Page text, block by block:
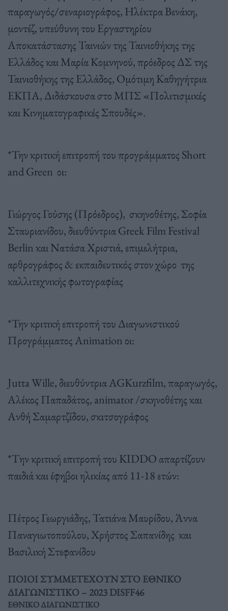
παραγωγός/σεναριογράφος, Ηλέκτρα Βενάκη,
μοντέζ, υπεύθυνη του Εργαστηρίου
Αποκατάστασης Ταινιών της Ταινιοθήκης της
Ελλάδος και Μαρία Κομνηνού, πρόεδρος ΔΣ της
Ταινιοθήκης της Ελλάδος, Ομότιμη Καθηγήτρια
ΕΚΠΑ, Διδάσκουσα στο ΜΠΣ «Πολιτισμικές
και Κινηματογραφικές Σπουδές».
*Την κριτική επιτροπή του προγράμματος Short
and Green οι:
Γιώργος Γούσης (Πρόεδρος), σκηνοθέτης, Σοφία
Σταυριανίδου, διευθύντρια Greek Film Festival
Berlin και Νατάσα Χριστιά, επιμελήτρια,
αρθρογράφος & εκπαιδευτικός στον χώρο της
καλλιτεχνικής φωτογραφίας
*Την κριτική επιτροπή του Διαγωνιστικού
Προγράμματος Αnimation οι:
Jutta Wille, διευθύντρια AGKurzfilm, παραγωγός,
Αλέκος Παπαδάτος, animator /σκηνοθέτης και
Ανθή Σαμαρτζίδου, σκιτσογράφος
*Tην κριτική επιτροπή του KIDDO απαρτίζουν
παιδιά και έφηβοι ηλικίας από 11-18 ετών:
Πέτρος Γεωργιάδης, Τατιάνα Μαυρίδου, Άννα
Παναγιωτοπούλου, Χρήστος Σαπανίδης και
Βασιλική Στεφανίδου
ΠΟΙΟΙ ΣΥΜΜΕΤΕΧΟΥΝ ΣΤΟ ΕΘΝΙΚΟ
ΔΙΑΓΩΝΙΣΤΙΚΟ – 2023 DISFF46
EΘΝΙΚΟ ΔΙΑΓΩΝΙΣΤΙΚΟ